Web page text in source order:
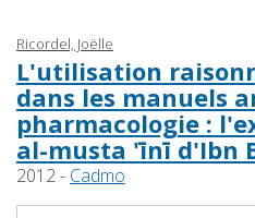
Ricordel, Joëlle
L'utilisation
dans les manuels
pharmacologie :
al-musta 'īnī d'Ibn
2012 - Cadmo